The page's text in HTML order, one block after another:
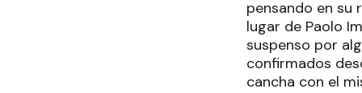
pensando en su
lugar de Paolo
suspenso por
confirmados
cancha con el